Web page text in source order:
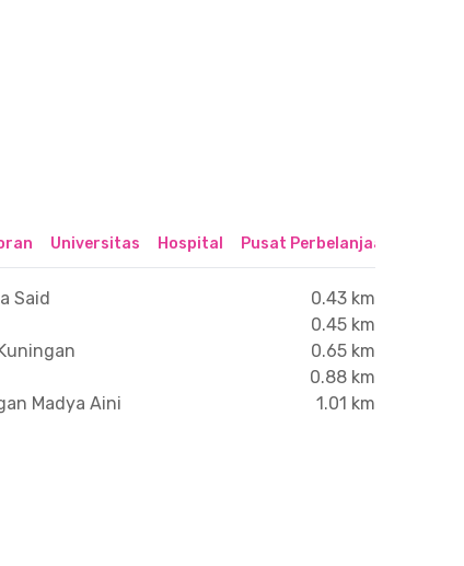
Universitas Hospital Pusat Perbelanjaan &
Said
0.43 km
0.45 km
0.65 km
0.88 km
Madya Aini
1.01 km